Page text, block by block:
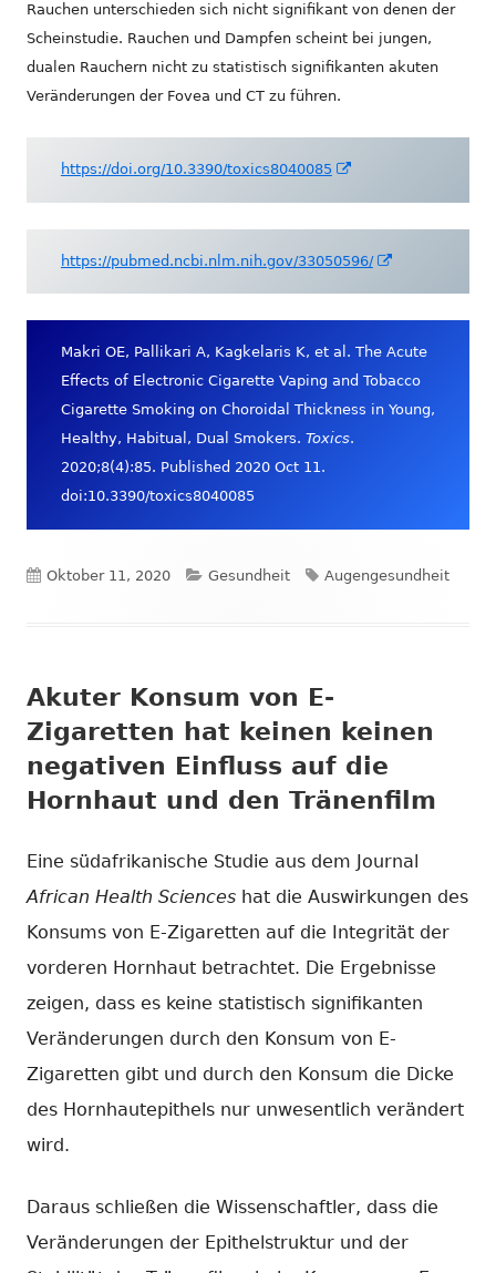
Rauchen unterschieden sich nicht signifikant von denen der
Scheinstudie. Rauchen und Dampfen scheint bei jungen,
dualen Rauchern nicht zu statistisch signifikanten akuten
Veränderungen der Fovea und CT zu führen.
https://doi.org/10.3390/toxics8040085
Fenster
öffnen
https://pubmed.ncbi.nlm.nih.gov/33050596/
Fenster
öffnen
Makri OE, Pallikari A, Kagkelaris K, et al. The Acute
Effects of Electronic Cigarette Vaping and Tobacco
Cigarette Smoking on Choroidal Thickness in Young,
Healthy, Habitual, Dual Smokers. Toxics.
2020;8(4):85. Published 2020 Oct 11.
doi:10.3390/toxics8040085
Veröffentlicht
Oktober 11, 2020 Kategorien
Gesundheit Schlagwörter
Augengesundheit
Akuter Konsum von E-
Zigaretten hat keinen keinen
negativen Einfluss auf die
Hornhaut und den Tränenfilm
Eine südafrikanische Studie aus dem Journal
African Health Sciences hat die Auswirkungen des
Konsums von E-Zigaretten auf die Integrität der
vorderen Hornhaut betrachtet. Die Ergebnisse
zeigen, dass es keine statistisch signifikanten
Veränderungen durch den Konsum von E-
Zigaretten gibt und durch den Konsum die Dicke
des Hornhautepithels nur unwesentlich verändert
wird.
Daraus schließen die Wissenschaftler, dass die
Veränderungen der Epithelstruktur und der